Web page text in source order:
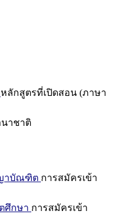
หลักสูตรที่เปิดสอน (ภาษา
าชาติ
าบัณฑิต การสมัครเข้า
ศึกษา การสมัครเข้า